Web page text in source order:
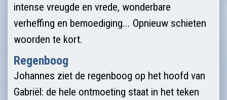
intense vreugde en vrede, wonderbare
verheffing en bemoediging... Opnieuw schieten
woorden te kort.
Regenboog
Johannes ziet de regenboog op het hoofd van
Gabriël: de hele ontmoeting staat in het teken